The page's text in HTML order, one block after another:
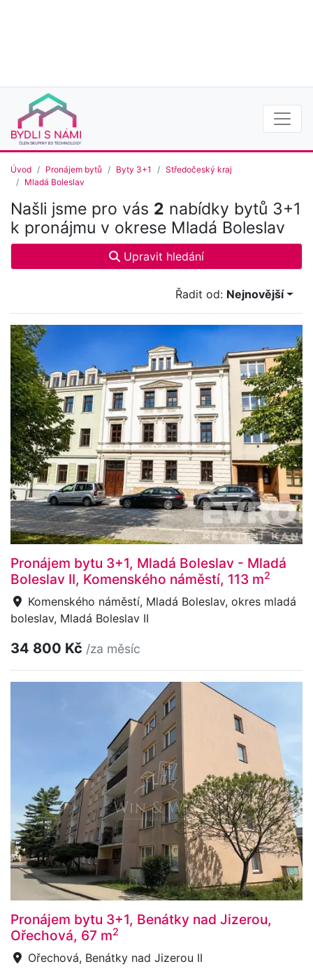
Úvod Pronájem bytů Byty 3+1
Středočeský kraj
Mladá Boleslav
Našli jsme pro vás 2 nabídky bytů 3+1
k pronájmu v okrese Mladá Boleslav
Upravit hledání
Řadit od: Nejnovější
Pronájem bytu 3+1, Mladá Boleslav - Mladá
Boleslav II, Komenského náměstí, 113 m2
Komenského náměstí, Mladá Boleslav, okres mladá
boleslav, Mladá Boleslav II
34 800 Kč /za měsíc
Pronájem bytu 3+1, Benátky nad Jizerou,
Ořechová, 67 m2
Ořechová, Benátky nad Jizerou II